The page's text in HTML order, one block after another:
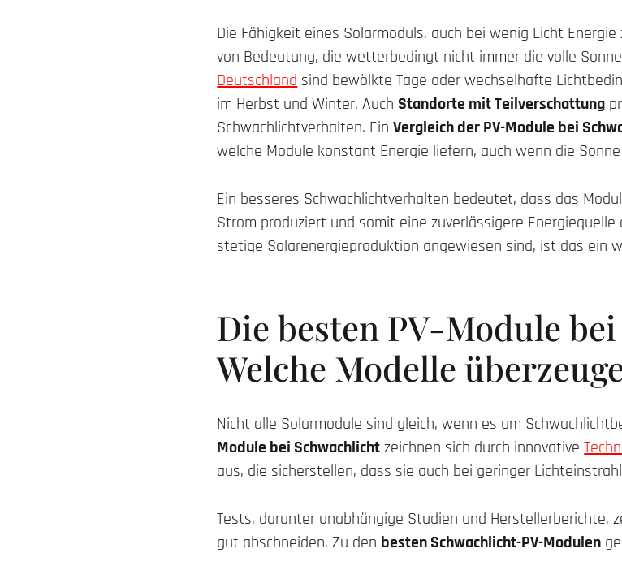
Die Fähigkeit eines Solarmoduls, auch bei wenig Licht
von Bedeutung, die wetterbedingt nicht immer die volle
Deutschland sind bewölkte Tage oder wechselhafte
im Herbst und Winter. Auch Standorte mit Teilverschattung
Schwachlichtverhalten. EinVergleich der PV-Module bei
welche Module konstant Energie liefern, auch wenn die
Ein besseres Schwachlichtverhalten bedeutet, dass das
Strom produziert und somit eine zuverlässigere
stetige Solarenergieproduktion angewiesen sind, ist das ein
Die besten PV-Module
Welche Modelle
Nicht alle Solarmodule sind gleich, wenn es um
Module bei Schwachlichtzeichnen sich durch innovative
aus, die sicherstellen, dass sie auch bei geringer
Tests, darunter unabhängige Studien und Herstellerberichte,
gut abschneiden. Zu den besten Schwachlicht-PV-Modulen